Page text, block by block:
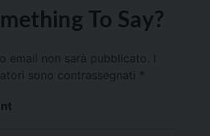
To Say?
email non sarà pubblicato.
sono contrassegnati *